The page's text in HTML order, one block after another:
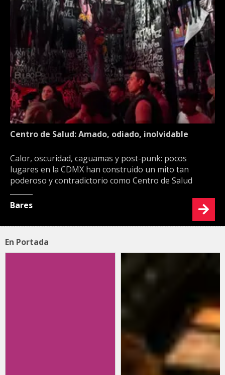
Centro de Salud: Amado, odiado, inolvidable
Calor, oscuridad, caguamas y post-punk: pocos
lugares en la CDMX han construido un mito tan
poderoso y contradictorio como Centro de Salud
Bares
En Portada